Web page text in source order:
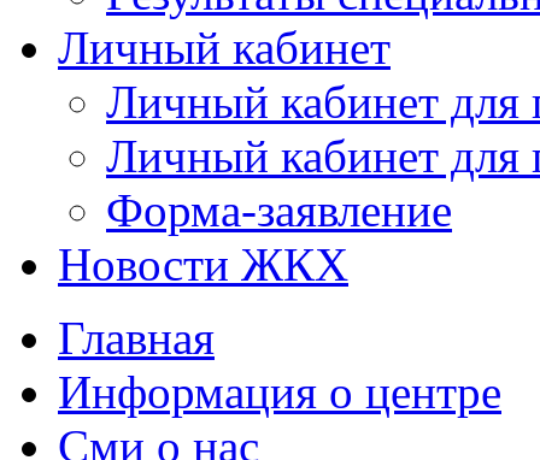
Личный кабинет
Личный кабинет
Личный кабинет
Форма-заявление
Новости ЖКХ
Главная
Информация о центре
Сми о нас